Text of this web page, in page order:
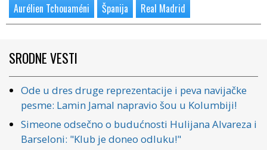
Aurélien Tchouaméni Španija Real Madrid
SRODNE VESTI
Ode u dres druge reprezentacije i peva navijačke
pesme: Lamin Jamal napravio šou u Kolumbiji!
Simeone odsečno o budućnosti Hulijana Alvareza i
Barseloni: "Klub je doneo odluku!"